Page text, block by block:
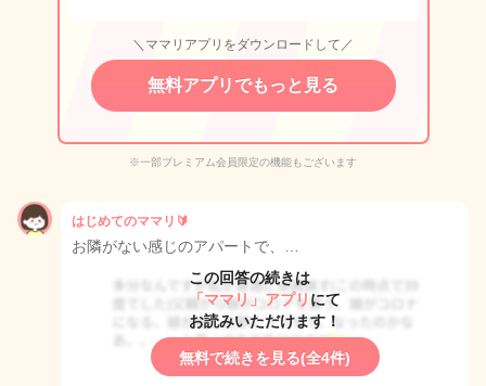
＼ママリアプリをダウンロードして／
無料アプリでもっと見る
※一部プレミアム会員限定の機能もございます
はじめてのママリ🔰
お隣がない感じのアパートで、…
この回答の続きは
「ママリ」アプリ にて
お読みいただけます！
無料で続きを見る(全4件)